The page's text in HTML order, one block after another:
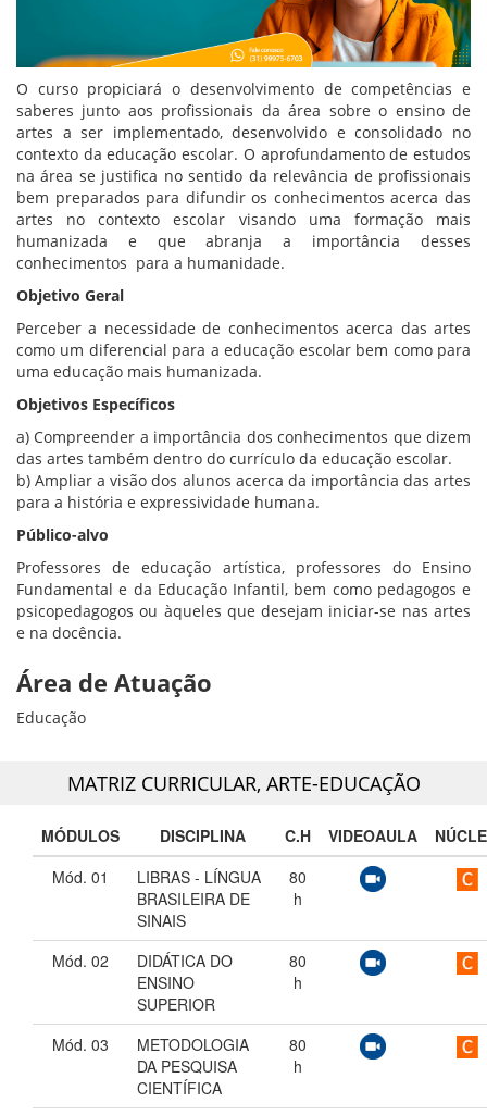
O curso propiciará o desenvolvimento de competências e
saberes junto aos profissionais da área sobre o ensino de
artes a ser implementado, desenvolvido e consolidado no
contexto da educação escolar. O aprofundamento de estudos
na área se justifica no sentido da relevância de profissionais
bem preparados para difundir os conhecimentos acerca das
artes no contexto escolar visando uma formação mais
humanizada e que abranja a importância desses
conhecimentos para a humanidade.
Objetivo Geral
Perceber a necessidade de conhecimentos acerca das artes
como um diferencial para a educação escolar bem como para
uma educação mais humanizada.
Objetivos Específicos
a) Compreender a importância dos conhecimentos que dizem
das artes também dentro do currículo da educação escolar.
b) Ampliar a visão dos alunos acerca da importância das artes
para a história e expressividade humana.
Público-alvo
Professores de educação artística, professores do Ensino
Fundamental e da Educação Infantil, bem como pedagogos e
psicopedagogos ou àqueles que desejam iniciar-se nas artes
e na docência.
Área de Atuação
Educação
MATRIZ CURRICULAR, ARTE-EDUCAÇÃO
MÓDULOS DISCIPLINA C.H VIDEOAULA
Mód. 01
LIBRAS - LÍNGUA
BRASILEIRA DE
SINAIS
80
h
Mód. 02
DIDÁTICA DO
ENSINO
SUPERIOR
80
h
Mód. 03
METODOLOGIA
DA PESQUISA
CIENTÍFICA
80
h